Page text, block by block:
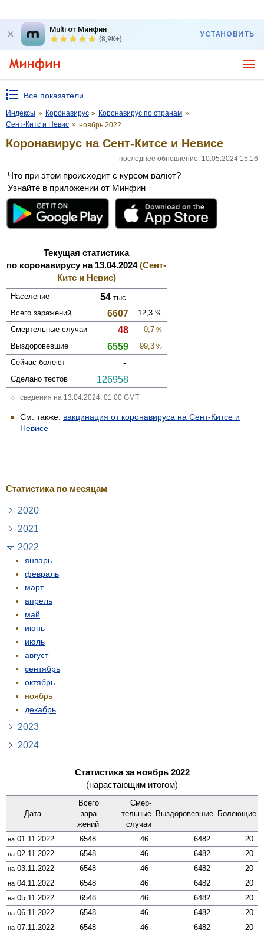
Multi от Минфин
(8,9K+)
УСТАНОВИТЬ
Все показатели
Индексы » Коронавирус » Коронавирус по странам »
Сент-Китс и Невис » ноябрь 2022
Коронавирус на Сент-Китсе и Невисе
последнее обновление: 10.05.2024 15:16
Что при этом происходит с курсом валют?
Узнайте в приложении от Минфин
Текущая статистика
по коронавирусу на 13.04.2024(Сент-
Китс и Невис)
Население 54 тыс.
Всего зара­жений
6607 12,3 %
Смер­тельные случаи
48 0,7 %
Выздоро­вевшие 6559 99,3 %
Сейчас болеют -
Сделано тестов 126958
сведения на 13.04.2024, 01:00 GMT
См. также: вакцинация от коронавируса на Сент-Китсе и
Невисе
Статистика по месяцам
2020
2021
2022
январь
февраль
март
апрель
май
июнь
июль
август
сентябрь
октябрь
ноябрь
декабрь
2023
2024
Статистика за ноябрь 2022
(нарастающим итогом)
Дата
Всего
зара­
жений
Смер­
тельные
случаи
Выздоро­вевшие Боле­ющие
на 01.11.2022 6548 46 6482 20
на 02.11.2022 6548 46 6482 20
на 03.11.2022 6548 46 6482 20
на 04.11.2022 6548 46 6482 20
на 05.11.2022 6548 46 6482 20
на 06.11.2022 6548 46 6482 20
на 07.11.2022 6548 46 6482 20